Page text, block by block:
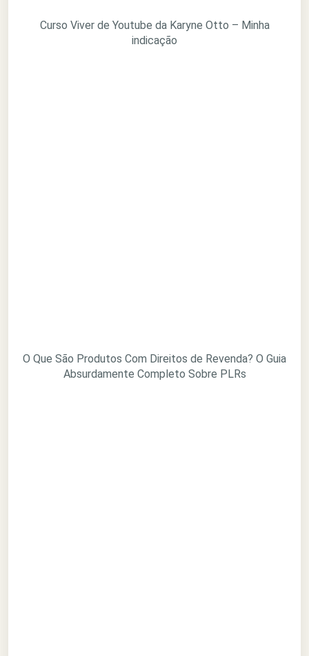
Curso Viver de Youtube da Karyne Otto – Minha
indicação
O Que São Produtos Com Direitos de Revenda? O Guia
Absurdamente Completo Sobre PLRs